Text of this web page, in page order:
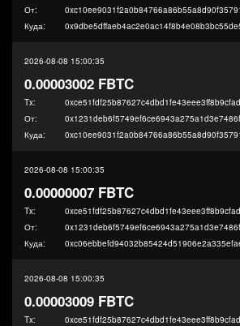
От:
Куда:
2026-08-08 15:00:35
0.00003002 FBTC
Tx:
От:
Куда:
2026-08-08 15:00:35
0.00000007 FBTC
Tx:
От:
Куда:
2026-08-08 15:00:35
0.00003009 FBTC
Tx: